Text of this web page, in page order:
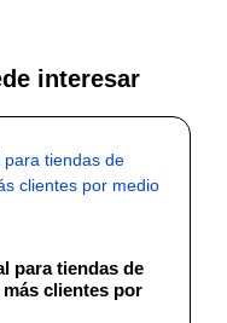
interesar
para tiendas de
clientes por